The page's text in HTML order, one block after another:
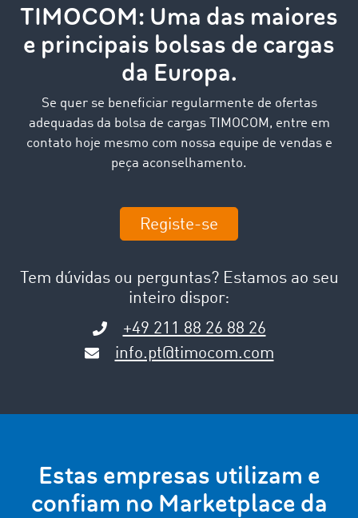
TIMOCOM: Uma das maiores
e principais bolsas de cargas
da Europa.
Se quer se beneficiar regularmente de ofertas
adequadas da bolsa de cargas TIMOCOM, entre em
contato hoje mesmo com nossa equipe de vendas e
peça aconselhamento.
Registe-se
Tem dúvidas ou perguntas? Estamos ao seu
inteiro dispor:
+49 211 88 26 88 26
info.pt@timocom.com
Estas empresas utilizam e
confiam no Marketplace da